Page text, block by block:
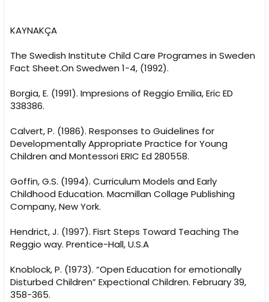
KAYNAKÇA
The Swedish Institute Child Care Programes in Sweden
Fact Sheet.On Swedwen 1-4, (1992).
Borgia, E. (1991). Impresions of Reggio Emilia, Eric ED
338386.
Calvert, P. (1986). Responses to Guidelines for
Developmentally Appropriate Practice for Young
Children and Montessori ERIC Ed 280558.
Goffin, G.S. (1994). Curriculum Models and Early
Childhood Education. Macmillan Collage Publishing
Company, New York.
Hendrict, J. (1997). Fisrt Steps Toward Teaching The
Reggio way. Prentice-Hall, U.S.A
Knoblock, P. (1973). “Open Education for emotionally
Disturbed Children” Expectional Children. February 39,
358-365.